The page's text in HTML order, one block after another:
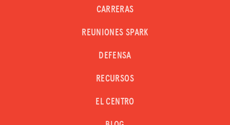
CARRERAS
REUNIONES SPARK
DEFENSA
RECURSOS
EL CENTRO